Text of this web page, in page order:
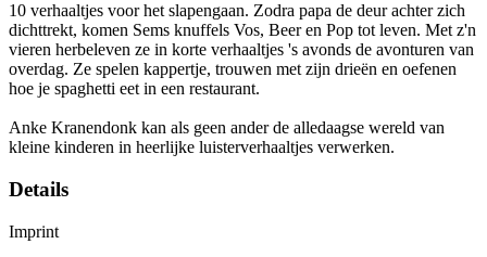
10 verhaaltjes voor het slapengaan. Zodra papa de deur achter zich
dichttrekt, komen Sems knuffels Vos, Beer en Pop tot leven. Met z'n
vieren herbeleven ze in korte verhaaltjes 's avonds de avonturen van
overdag. Ze spelen kappertje, trouwen met zijn drieën en oefenen
hoe je spaghetti eet in een restaurant.
Anke Kranendonk kan als geen ander de alledaagse wereld van
kleine kinderen in heerlijke luisterverhaaltjes verwerken.
Details
Imprint